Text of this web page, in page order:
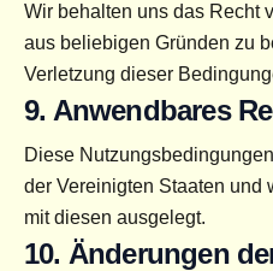
Wir behalten uns das Recht
aus beliebigen Gründen zu
Verletzung dieser
9. Anwendbares
Diese
der Vereinigten Staaten und
mit diesen ausgelegt.
10. Änderungen